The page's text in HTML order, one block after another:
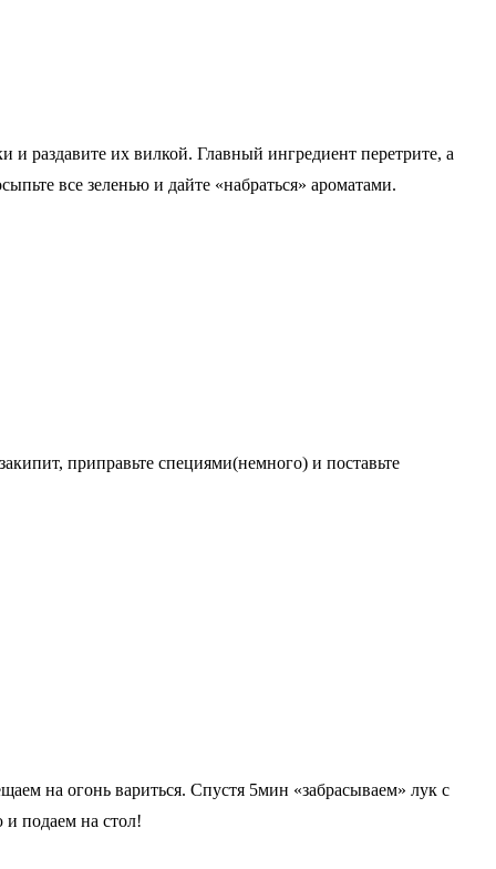
раздавите их вилкой. Главный ингредиент перетрите, а
все зеленью и дайте «набраться» ароматами.
приправьте специями(немного) и поставьте
на огонь вариться. Спустя 5мин «забрасываем» лук с
и подаем на стол!